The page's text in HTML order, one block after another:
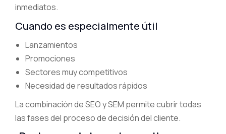
inmediatos.
Cuando es especialmente útil
Lanzamientos
Promociones
Sectores muy competitivos
Necesidad de resultados rápidos
La combinación de SEO y SEM permite cubrir todas
las fases del proceso de decisión del cliente.